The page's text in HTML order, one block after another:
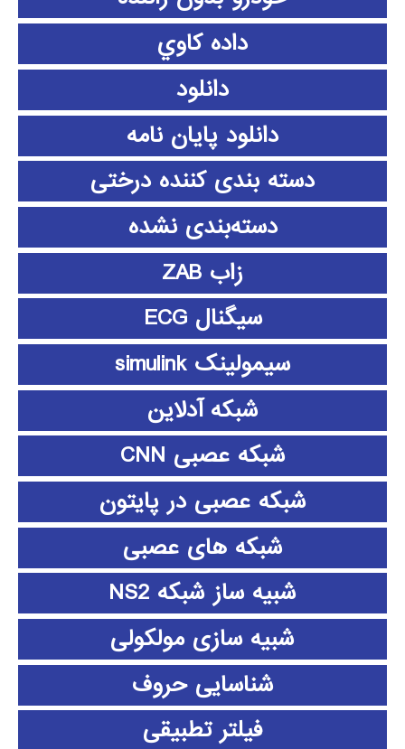
داده كاوي
دانلود
دانلود پايان نامه
دسته بندی کننده درختی
دسته‌بندی نشده
زاب ZAB
سیگنال ECG
سیمولینک simulink
شبکه آدلاین
شبکه عصبی CNN
شبکه عصبی در پایتون
شبکه های عصبی
شبیه ساز شبکه NS2
شبیه سازی مولکولی
شناسایی حروف
فیلتر تطبیقی